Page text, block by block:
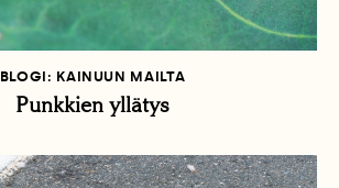
BLOGI: KAINUUN MAILTA
Punkkien yllätys